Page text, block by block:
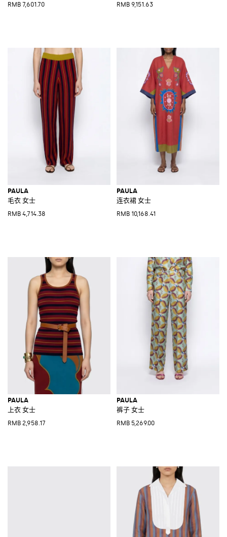
RMB 7,601.70 RMB 9,151.63
PAULA
毛衣 女士
RMB 4,714.38
PAULA
连衣裙 女士
RMB 10,168.41
PAULA
上衣 女士
RMB 2,958.17
PAULA
裤子 女士
RMB 5,269.00